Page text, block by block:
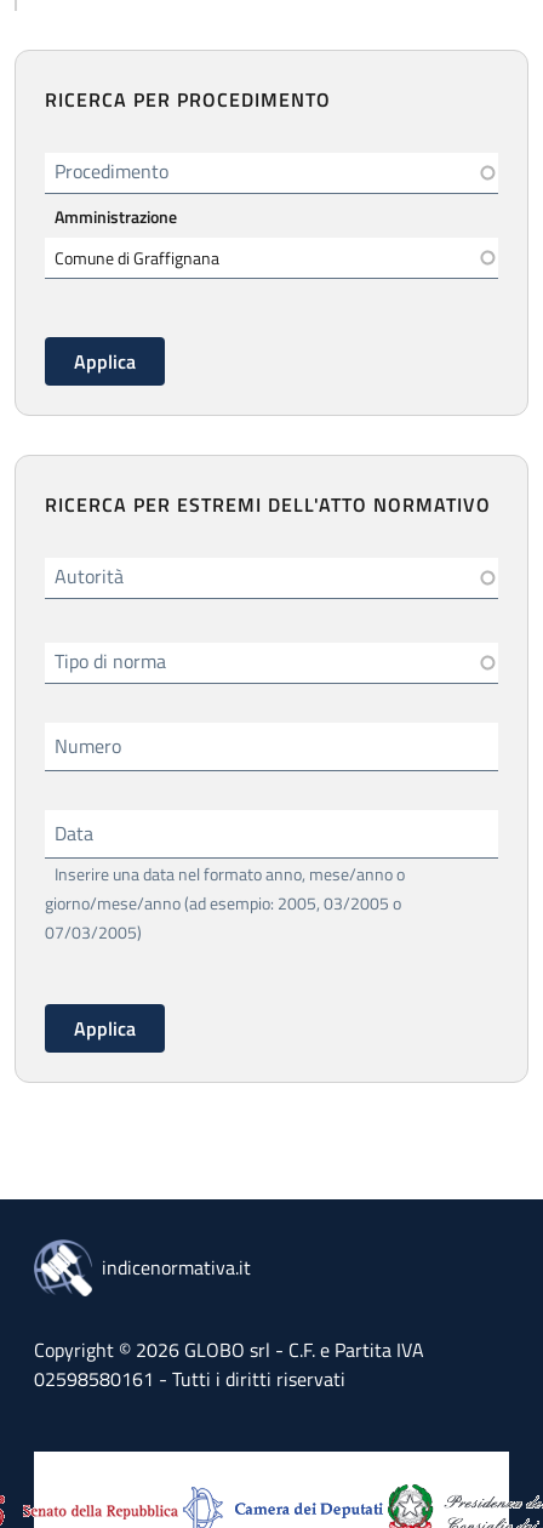
RICERCA PER PROCEDIMENTO
Procedimento
Amministrazione
RICERCA PER ESTREMI DELL'ATTO NORMATIVO
Autorità
Tipo di norma
Numero
Data
Inserire una data nel formato anno, mese/anno o
giorno/mese/anno (ad esempio: 2005, 03/2005 o
07/03/2005)
indicenormativa.it
Copyright © 2026 GLOBO srl - C.F. e Partita IVA
02598580161 - Tutti i diritti riservati